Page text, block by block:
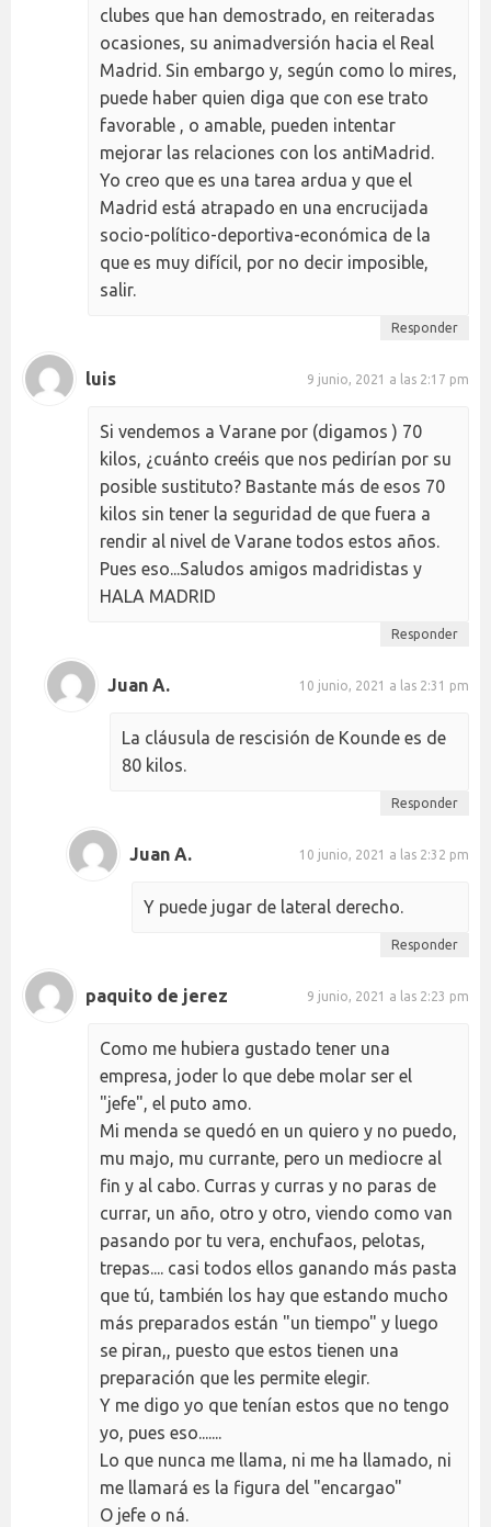
clubes que han demostrado, en reiteradas
ocasiones, su animadversión hacia el Real
Madrid. Sin embargo y, según como lo mires,
puede haber quien diga que con ese trato
favorable , o amable, pueden intentar
mejorar las relaciones con los antiMadrid.
Yo creo que es una tarea ardua y que el
Madrid está atrapado en una encrucijada
socio-político-deportiva-económica de la
que es muy difícil, por no decir imposible,
salir.
Responder
luis 9 junio, 2021 a las 2:17 pm
Si vendemos a Varane por (digamos ) 70
kilos, ¿cuánto creéis que nos pedirían por su
posible sustituto? Bastante más de esos 70
kilos sin tener la seguridad de que fuera a
rendir al nivel de Varane todos estos años.
Pues eso...Saludos amigos madridistas y
HALA MADRID
Responder
Juan A. 10 junio, 2021 a las 2:31 pm
La cláusula de rescisión de Kounde es de
80 kilos.
Responder
Juan A. 10 junio, 2021 a las 2:32 pm
Y puede jugar de lateral derecho.
Responder
paquito de jerez 9 junio, 2021 a las 2:23 pm
Como me hubiera gustado tener una
empresa, joder lo que debe molar ser el
"jefe", el puto amo.
Mi menda se quedó en un quiero y no puedo,
mu majo, mu currante, pero un mediocre al
fin y al cabo. Curras y curras y no paras de
currar, un año, otro y otro, viendo como van
pasando por tu vera, enchufaos, pelotas,
trepas.... casi todos ellos ganando más pasta
que tú, también los hay que estando mucho
más preparados están "un tiempo" y luego
se piran,, puesto que estos tienen una
preparación que les permite elegir.
Y me digo yo que tenían estos que no tengo
yo, pues eso.......
Lo que nunca me llama, ni me ha llamado, ni
me llamará es la figura del "encargao"
O jefe o ná.